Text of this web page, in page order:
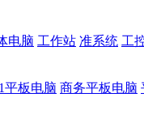
电脑 工作站 准系统 工
平板电脑 商务平板电脑